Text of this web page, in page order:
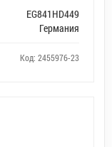
EG841HD449
Германия
Код: 2455976-23